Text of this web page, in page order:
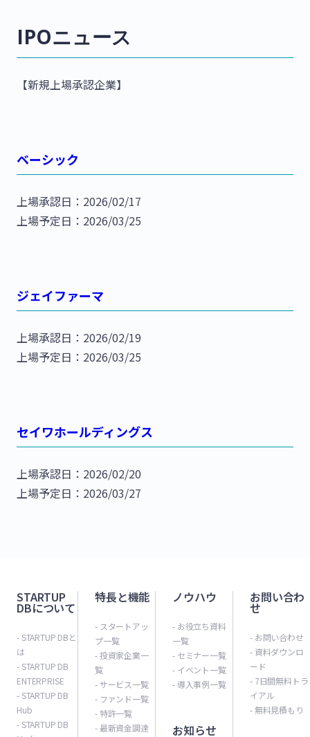
IPOニュース
【新規上場承認企業】
ベーシック
上場承認日：2026/02/17
上場予定日：2026/03/25
ジェイファーマ
上場承認日：2026/02/19
上場予定日：2026/03/25
セイワホールディングス
上場承認日：2026/02/20
上場予定日：2026/03/27
STARTUP
DBについて
- STARTUP DBと
は
- STARTUP DB
ENTERPRISE
- STARTUP DB
Hub
- STARTUP DB
特長と機能
- スタートアッ
プ一覧
- 投資家企業一
覧
- サービス一覧
- ファンド一覧
- 特許一覧
- 最新資金調達
ノウハウ
- お役立ち資料
一覧
- セミナー一覧
- イベント一覧
- 導入事例一覧
お知らせ
お問い合わ
せ
- お問い合わせ
- 資料ダウンロ
ード
- 7日間無料トラ
イアル
- 無料見積もり